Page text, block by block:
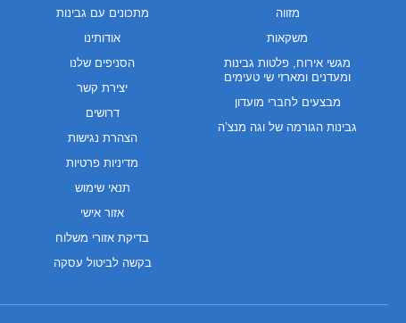
מזווה
משקאות
מגשי אירוח, פלטות גבינות
ומעדנים ומארזי שי טעימים
מבצעים לחברי מועדון
גבינות הגורמה של וגה מנצ’ה
מתכונים עם גבינות
אודותינו
הסניפים שלנו
יצירת קשר
דרושים
הצהרת נגישות
מדיניות פרטיות
תנאי שימוש
אזור אישי
בדיקת אזורי משלוח
בקשה לביטול עסקה